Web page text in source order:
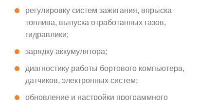
регулировку систем зажигания, впрыска
топлива, выпуска отработанных газов,
гидравлики;
зарядку аккумулятора;
диагностику работы бортового компьютера,
датчиков, электронных систем;
обновление и настройки программного